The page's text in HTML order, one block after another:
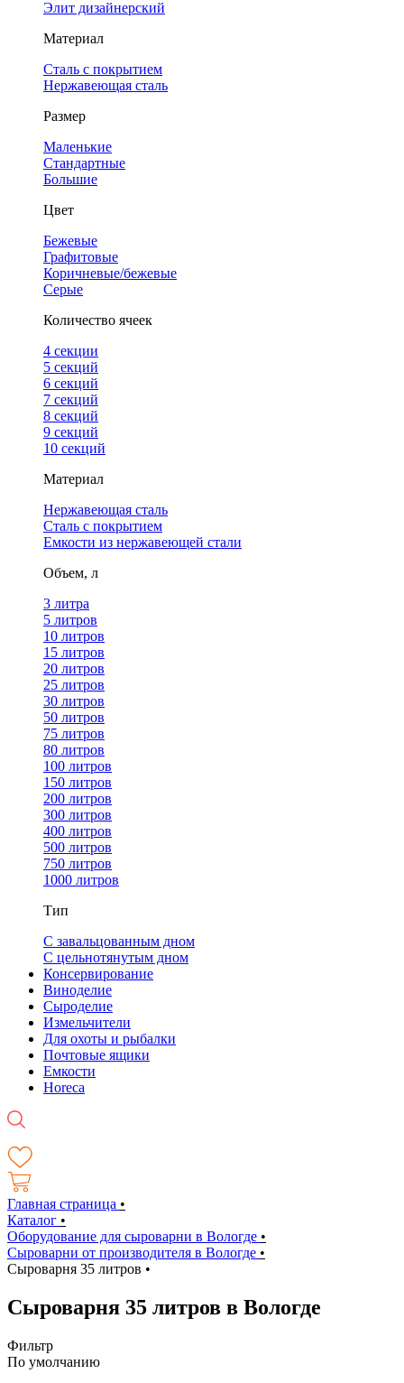
Элит дизайнерский
Материал
Сталь с покрытием
Нержавеющая сталь
Размер
Маленькие
Стандартные
Большие
Цвет
Бежевые
Графитовые
Коричневые/бежевые
Серые
Количество ячеек
4 cекции
5 секций
6 секций
7 секций
8 секций
9 секций
10 секций
Материал
Нержавеющая сталь
Сталь с покрытием
Емкости из нержавеющей стали
Объем, л
3 литра
5 литров
10 литров
15 литров
20 литров
25 литров
30 литров
50 литров
75 литров
80 литров
100 литров
150 литров
200 литров
300 литров
400 литров
500 литров
750 литров
1000 литров
Тип
С завальцованным дном
С цельнотянутым дном
Консервирование
Виноделие
Сыроделие
Измельчители
Для охоты и рыбалки
Почтовые ящики
Емкости
Horeca
Главная страница •
Каталог •
Оборудование для сыроварни в Вологде •
Сыроварни от производителя в Вологде •
Сыроварня 35 литров •
Сыроварня 35 литров в Вологде
Фильтр
По умолчанию